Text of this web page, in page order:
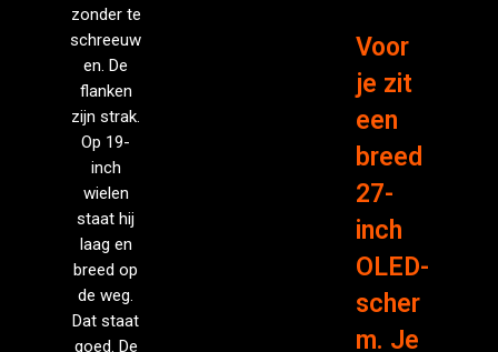
zonder te
schreeuw
en. De
flanken
zijn strak.
Op 19-
inch
wielen
staat hij
laag en
breed op
de weg.
Dat staat
goed. De
Voor
je zit
een
breed
27-
inch
OLED-
scher
m. Je